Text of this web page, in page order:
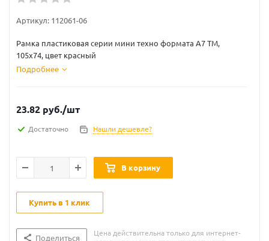
Артикул: 112061-06
Рамка пластиковая серии мини техно формата А7 TM,
105x74, цвет красный
Подробнее
23.82 руб./шт
Достаточно Нашли дешевле?
В корзину
Купить в 1 клик
Поделиться
Цена действительна только для интернет-